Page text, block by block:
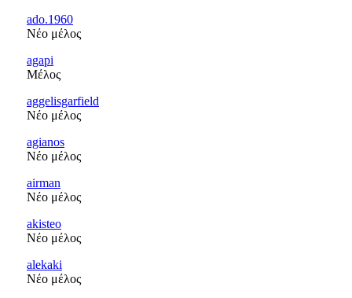
ado.1960
Νέο μέλος
agapi
Μέλος
aggelisgarfield
Νέο μέλος
agianos
Νέο μέλος
airman
Νέο μέλος
akisteo
Νέο μέλος
alekaki
Νέο μέλος